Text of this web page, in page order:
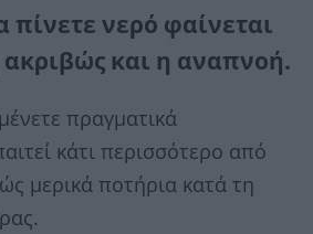
πίνετε νερό φαίνεται
και η αναπνοή.
πραγματικά
κάτι περισσότερο από
μερικά ποτήρια κατά τη